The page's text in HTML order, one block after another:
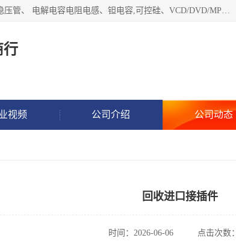
长期现金收购以下直插DIP,贴片SMD元器件:集成电路、二三极管、稳压管、 电解电容电阻电感、钽电容,可控硅、VCD/DVD/MP3激光头、红外发射接收、行管、 BGA芯片,霍尔元件、发光管、晶振,继电器,舌簧管舌簧继电器等各种电子元器件 , 量大量小不限!QQ9 联系电话谢先生 E-mail
行
视频 公司介绍 公司动态
回收进口接插件
时间：2026-06-06 点击次数